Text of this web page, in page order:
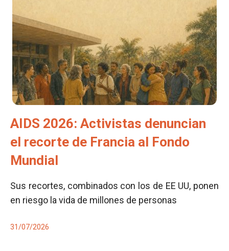
AIDS 2026: Activistas denuncian
el recorte de Francia al Fondo
Mundial
Sus recortes, combinados con los de EE UU, ponen
en riesgo la vida de millones de personas
31/07/2026